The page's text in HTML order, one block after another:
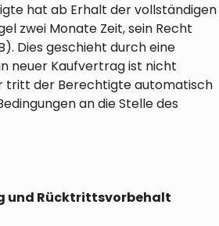
hat ab Erhalt der vollständigen
zwei Monate Zeit, sein Recht
Dies geschieht durch eine
neuer Kaufvertrag ist nicht
tritt der Berechtigte automatisch
an die Stelle des
und Rücktrittsvorbehalt